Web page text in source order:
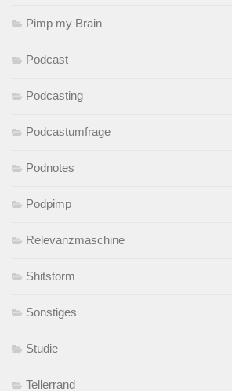
Pimp my Brain
Podcast
Podcasting
Podcastumfrage
Podnotes
Podpimp
Relevanzmaschine
Shitstorm
Sonstiges
Studie
Tellerrand